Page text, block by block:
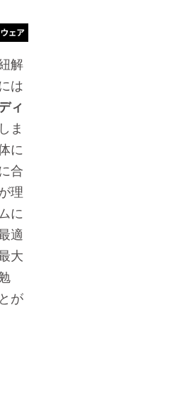
解
は
ィ
ま
に
合
理
に
適
大
が